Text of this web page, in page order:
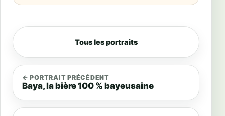
← PORTRAIT PRÉCÉDENT
Baya, la bière 100 % bayeusaine
Tous les portraits